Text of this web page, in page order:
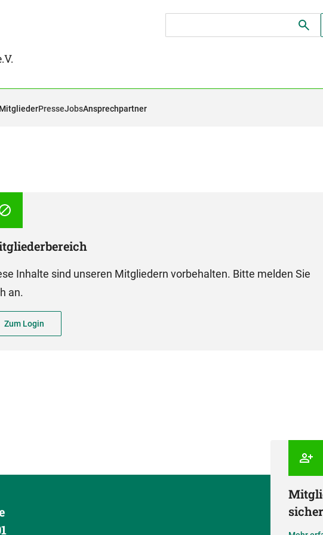
MitgliederPresseJobsAnsprechpartner
Inhalte sind unseren Mitgliedern vorbehalten. Bitte melden Sie
an.
Zum Login